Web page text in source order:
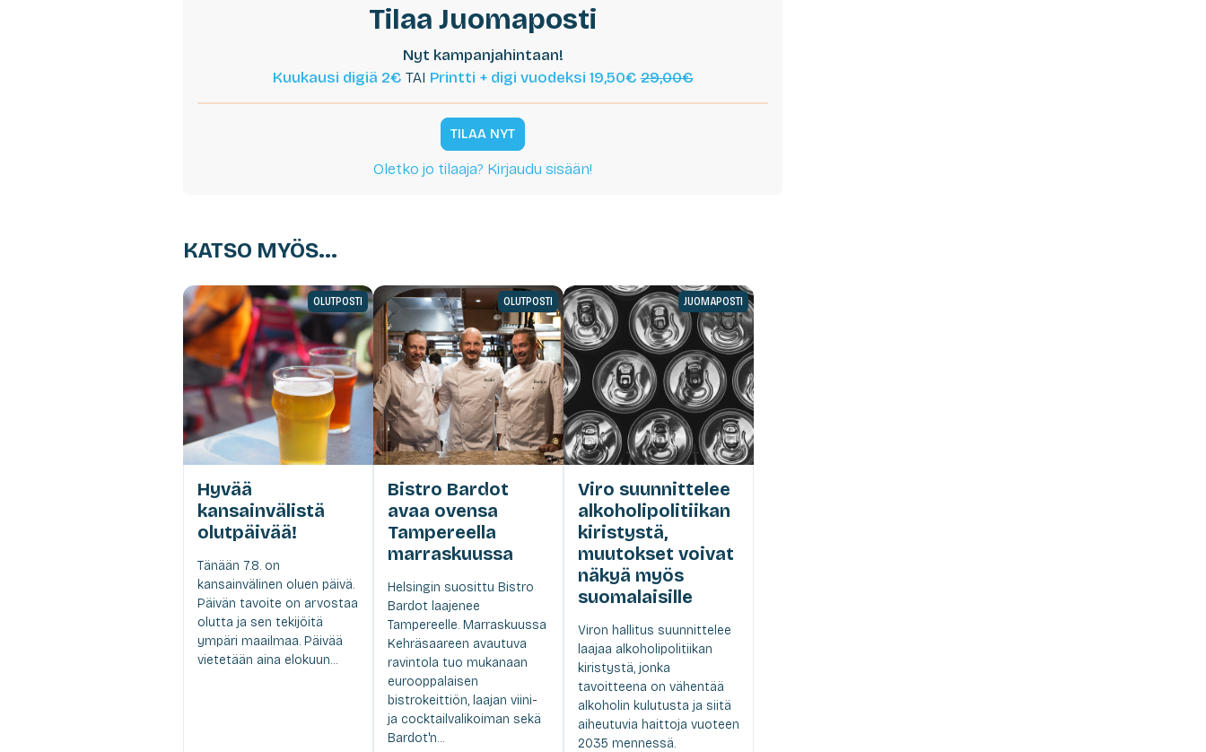
Tilaa Juomaposti
Nyt kampanjahintaan!
Kuukausi digiä 2€ TAI Printti + digi vuodeksi 19,50€29,00€
TILAA NYT
Oletko jo tilaaja? Kirjaudu sisään!
KATSO MYÖS...
OLUTPOSTI
Hyvää
kansainvälistä
olutpäivää!
Tänään 7.8. on
kansainvälinen oluen päivä.
Päivän tavoite on arvostaa
olutta ja sen tekijöitä
ympäri maailmaa. Päivää
vietetään aina elokuun...
OLUTPOSTI
Bistro Bardot
avaa ovensa
Tampereella
marraskuussa
Helsingin suosittu Bistro
Bardot laajenee
Tampereelle. Marraskuussa
Kehräsaareen avautuva
ravintola tuo mukanaan
eurooppalaisen
bistrokeittiön, laajan viini-
ja cocktailvalikoiman sekä
Bardot'n...
JUOMAPOSTI
Viro suunnittelee
alkoholipolitiikan
kiristystä,
muutokset voivat
näkyä myös
suomalaisille
Viron hallitus suunnittelee
laajaa alkoholipolitiikan
kiristystä, jonka
tavoitteena on vähentää
alkoholin kulutusta ja siitä
aiheutuvia haittoja vuoteen
2035 mennessä.